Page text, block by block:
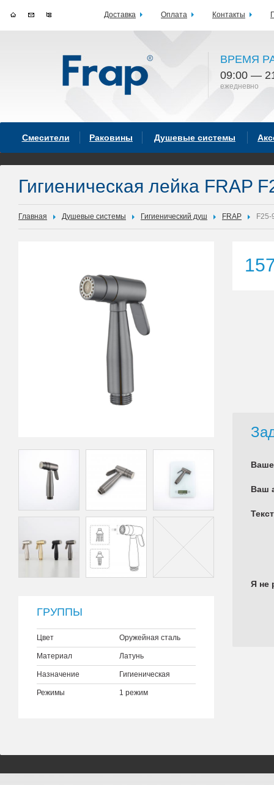
ВРЕМЯ
09:00 —
ежедневно
Смесители Раковины Душевые системы
Гигиеническая лейка FRAP
Главная Душевые системы Гигиенический душ FRAP F25-
ГРУППЫ
Цвет Оружейная сталь
Материал Латунь
Назначение Гигиеническая
Режимы 1 режим
Ваш
Я не
Доставка Оплата Контакты